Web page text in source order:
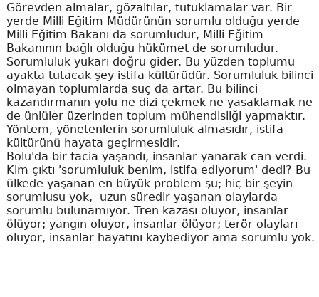
Görevden almalar, gözaltılar, tutuklamalar var. Bir
yerde Milli Eğitim Müdürünün sorumlu olduğu yerde
Milli Eğitim Bakanı da sorumludur, Milli Eğitim
Bakanının bağlı olduğu hükümet de sorumludur.
Sorumluluk yukarı doğru gider. Bu yüzden toplumu
ayakta tutacak şey istifa kültürüdür. Sorumluluk bilinci
olmayan toplumlarda suç da artar. Bu bilinci
kazandırmanın yolu ne dizi çekmek ne yasaklamak ne
de ünlüler üzerinden toplum mühendisliği yapmaktır.
Yöntem, yönetenlerin sorumluluk almasıdır, istifa
kültürünü hayata geçirmesidir.
Bolu'da bir facia yaşandı, insanlar yanarak can verdi.
Kim çıktı 'sorumluluk benim, istifa ediyorum' dedi? Bu
ülkede yaşanan en büyük problem şu; hiç bir şeyin
sorumlusu yok, uzun süredir yaşanan olaylarda
sorumlu bulunamıyor. Tren kazası oluyor, insanlar
ölüyor; yangın oluyor, insanlar ölüyor; terör olayları
oluyor, insanlar hayatını kaybediyor ama sorumlu yok.